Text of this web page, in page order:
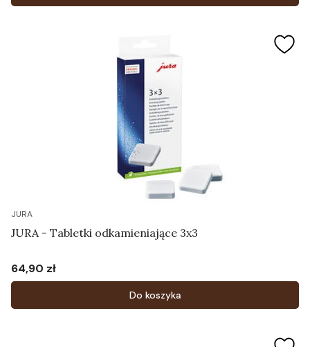
JURA
JURA - Tabletki odkamieniające 3x3
Cena
64,90 zł
Do koszyka